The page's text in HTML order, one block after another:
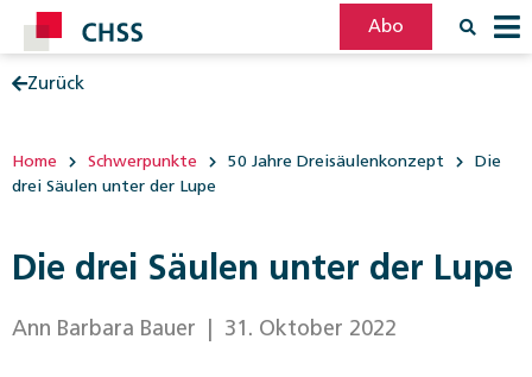
Abo
Zurück
Home Schwerpunkte 50 Jahre Dreisäulenkonzept
Die
drei Säulen unter der Lupe
Die drei Säulen unter der Lupe
Ann Barbara Bauer | 31. Oktober 2022